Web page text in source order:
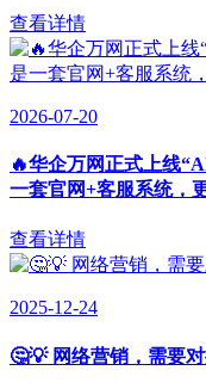
查看详情
2026-07-20
🔥华企万网正式上线
一套官网+客服系统，
查看详情
2025-12-24
🤔💡 网络营销，需要